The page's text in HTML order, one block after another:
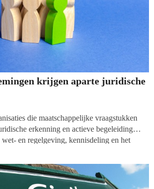
krijgen aparte juridische
die maatschappelijke vraagstukken
erkenning en actieve begeleiding
en regelgeving, kennisdeling en het
aan de Tweede Kamer van staatssecretaris
BV’ wordt aangekondigd.
ondernemingen een aparte juridische